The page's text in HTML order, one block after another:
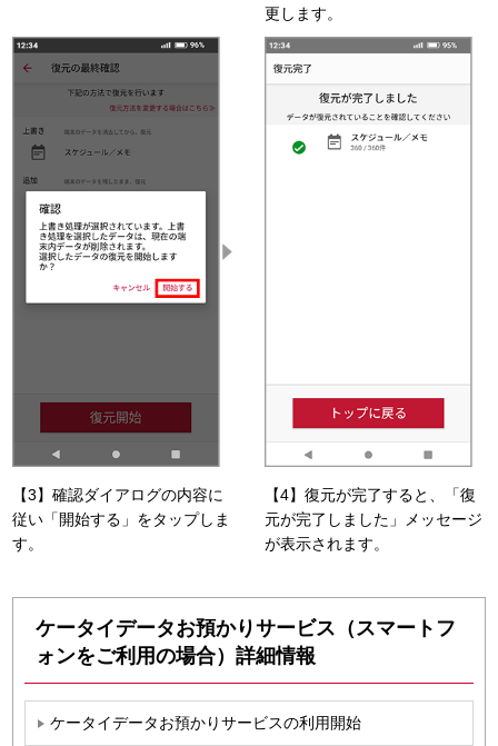
更します。
【3】確認ダイアログの内容に
従い「開始する」をタップしま
す。
【4】復元が完了すると、「復
元が完了しました」メッセージ
が表示されます。
ケータイデータお預かりサービス（スマートフ
ォンをご利用の場合）詳細情報
ケータイデータお預かりサービスの利用開始